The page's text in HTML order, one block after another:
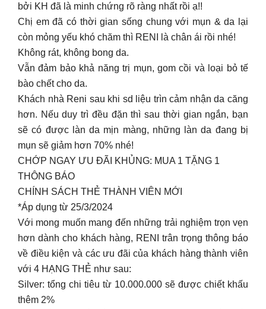
bởi KH đã là minh chứng rõ ràng nhất rồi ạ!!
Chị em đã có thời gian sống chung với mụn & da lại
còn mỏng yếu khó chăm thì RENI là chân ái rồi nhé!
Không rát, không bong da.
Vẫn đảm bảo khả năng trị mụn, gom cồi và loại bỏ tế
bào chết cho da.
Khách nhà Reni sau khi sd liệu trìn cảm nhận da căng
hơn. Nếu duy trì đều đặn thì sau thời gian ngắn, bạn
sẽ có được làn da mịn màng, những làn da đang bị
mụn sẽ giảm hơn 70% nhé!
CHỚP NGAY ƯU ĐÃI KHỦNG: MUA 1 TẶNG 1
THÔNG BÁO
CHÍNH SÁCH THẺ THÀNH VIÊN MỚI
*Áp dụng từ 25/3/2024
Với mong muốn mang đến những trải nghiệm trọn vẹn
hơn dành cho khách hàng, RENI trân trọng thông báo
về điều kiện và các ưu đãi của khách hàng thành viên
với 4 HẠNG THẺ như sau:
Silver: tổng chi tiêu từ 10.000.000 sẽ được chiết khấu
thêm 2%